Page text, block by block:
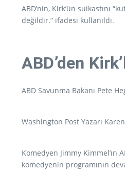
ABD’nin, Kirk’ün suikastını
değildir.” ifadesi kullanıldı.
ABD’den
ABD Savunma Bakanı Pete
Washington Post Yazarı
Komedyen Jimmy Kimmel’ın
komedyenin programının